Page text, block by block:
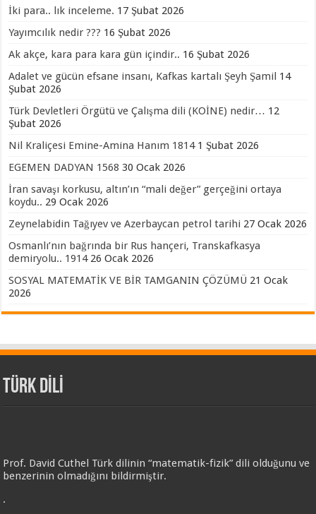
İki para.. lık inceleme. 17 Şubat 2026
Yayımcılık nedir ??? 16 Şubat 2026
Ak akçe, kara para kara gün içindir.. 16 Şubat 2026
Adalet ve gücün efsane insanı, Kafkas kartalı Şeyh Şamil 14
Şubat 2026
Türk Devletleri Örgütü ve Çalışma dili (KOİNE) nedir… 12
Şubat 2026
Nil Kraliçesi Emine-Amina Hanım 1814 1 Şubat 2026
EGEMEN DADYAN 1568 30 Ocak 2026
İran savaşı korkusu, altın’ın “mali değer” gerçeğini ortaya
koydu.. 29 Ocak 2026
Zeynelabidin Tağıyev ve Azerbaycan petrol tarihi 27 Ocak 2026
Osmanlı’nın bağrında bir Rus hançeri, Transkafkasya
demiryolu.. 1914 26 Ocak 2026
SOSYAL MATEMATİK VE BİR TAMGANIN ÇÖZÜMÜ 21 Ocak
2026
TÜRK DİLİ
Prof. David Cuthel Türk dilinin “matematik-fizik” dili olduğunu ve
benzerinin olmadığını bildirmiştir.
.